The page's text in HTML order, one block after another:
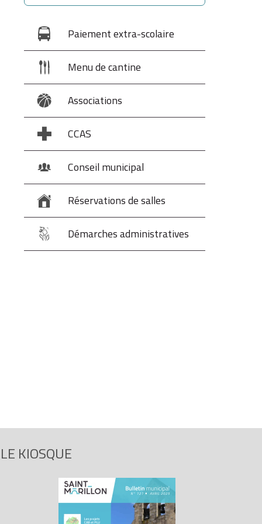
Paiement extra-scolaire
Menu de cantine
Associations
CCAS
Conseil municipal
Réservations de salles
Démarches administratives
LE KIOSQUE